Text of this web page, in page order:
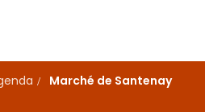
Marché de Santenay